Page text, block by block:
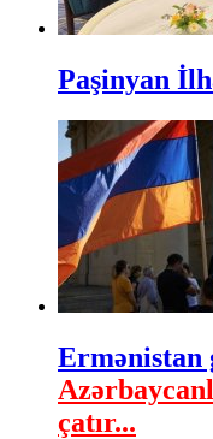
Paşinyan
Ermənistan
çatır...